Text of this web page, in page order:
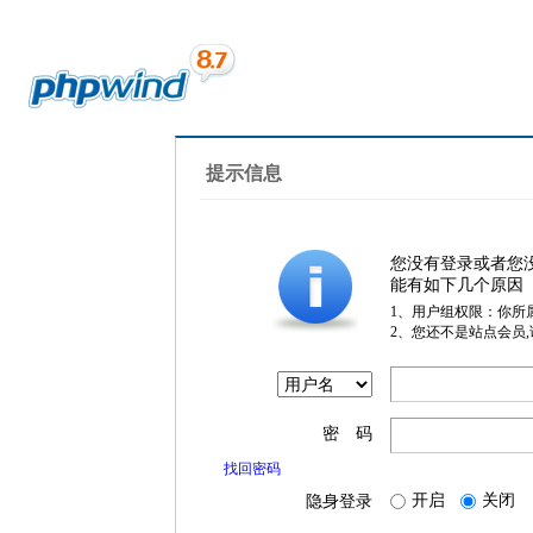
提示信息
您没有登录或者您
能有如下几个原因
1、用户组权限：你所
2、您还不是站点会员
密 码
找回密码
隐身登录 开启 关闭